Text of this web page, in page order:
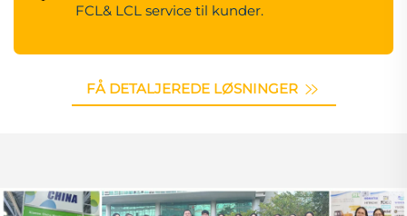
FCL& LCL service til kunder.
FÅ DETALJEREDE LØSNINGER